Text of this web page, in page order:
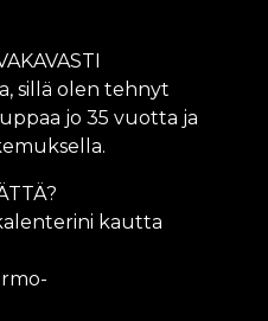
sillä olen tehnyt
jo 35 vuotta ja
kautta